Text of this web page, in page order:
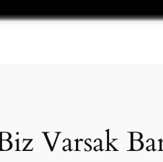
Varsak